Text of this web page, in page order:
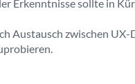
Erkenntnisse sollte in
Austausch zwischen